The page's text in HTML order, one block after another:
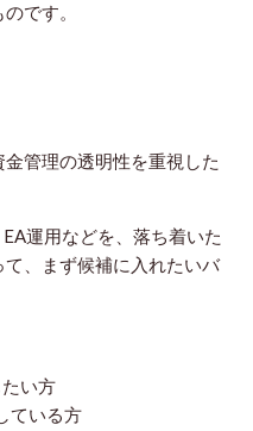
のです。
管理の透明性を重視した
運用などを、落ち着いた
、まず候補に入れたいバ
い方
ている方